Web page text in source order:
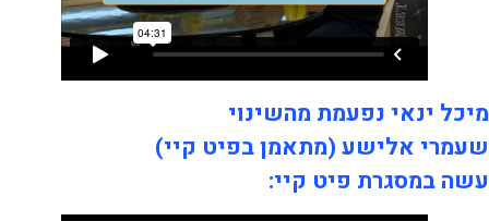
מיכל ינאי נפעמת מהשינוי
שעמרי אלישע (מתאמן בפיט קיי)
עשה במסגרת פיט קיי: